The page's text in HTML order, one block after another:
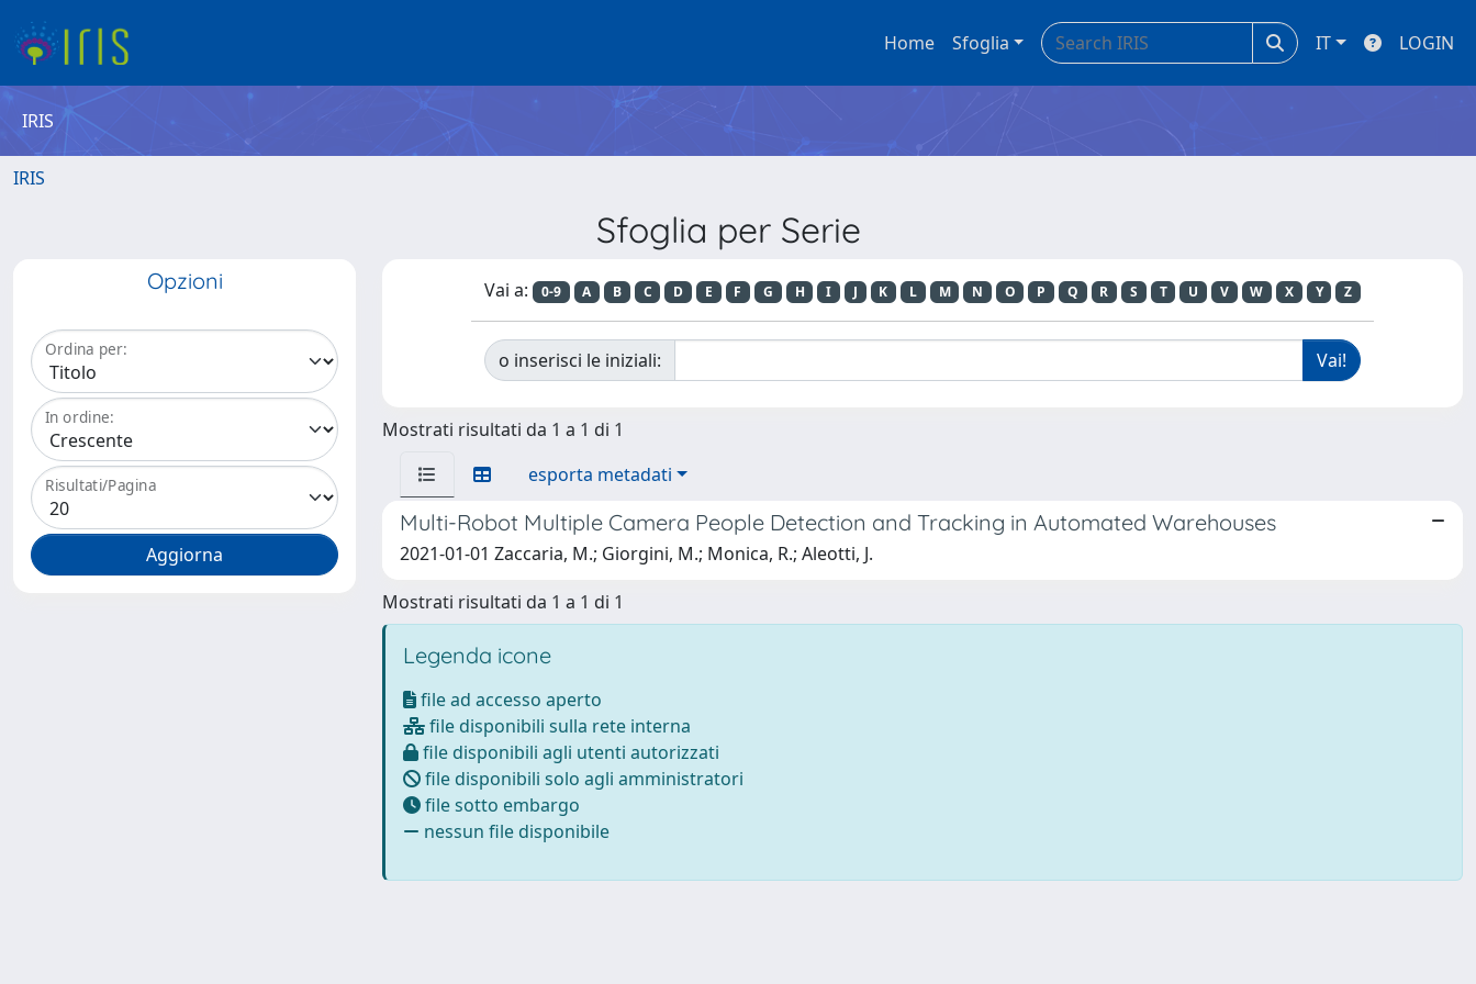
Home Sfoglia IT LOGIN
IRIS
IRIS
Sfoglia per Serie
Opzioni
Ordina per:
In ordine:
Risultati/Pagina
Vai a: 0-9 A B C D E F G H I J K L M N O P Q R S T U V W X Y Z
o inserisci le iniziali:
Mostrati risultati da 1 a 1 di 1
esporta metadati
Multi-Robot Multiple Camera People Detection and Tracking in Automated Warehouses
2021-01-01 Zaccaria, M.; Giorgini, M.; Monica, R.; Aleotti, J.
Mostrati risultati da 1 a 1 di 1
Legenda icone
file ad accesso aperto
file disponibili sulla rete interna
file disponibili agli utenti autorizzati
file disponibili solo agli amministratori
file sotto embargo
nessun file disponibile